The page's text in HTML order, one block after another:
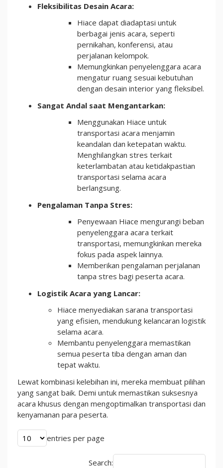
Fleksibilitas Desain Acara:
Hiace dapat diadaptasi untuk
berbagai jenis acara, seperti
pernikahan, konferensi, atau
perjalanan kelompok.
Memungkinkan penyelenggara acara
mengatur ruang sesuai kebutuhan
dengan desain interior yang fleksibel.
Sangat Andal saat Mengantarkan:
Menggunakan Hiace untuk
transportasi acara menjamin
keandalan dan ketepatan waktu.
Menghilangkan stres terkait
keterlambatan atau ketidakpastian
transportasi selama acara
berlangsung.
Pengalaman Tanpa Stres:
Penyewaan Hiace mengurangi beban
penyelenggara acara terkait
transportasi, memungkinkan mereka
fokus pada aspek lainnya.
Memberikan pengalaman perjalanan
tanpa stres bagi peserta acara.
Logistik Acara yang Lancar:
Hiace menyediakan sarana transportasi
yang efisien, mendukung kelancaran logistik
selama acara.
Membantu penyelenggara memastikan
semua peserta tiba dengan aman dan
tepat waktu.
Lewat kombinasi kelebihan ini, mereka membuat pilihan
yang sangat baik. Demi untuk memastikan suksesnya
acara khusus dengan mengoptimalkan transportasi dan
kenyamanan para peserta.
entries per page
Search: